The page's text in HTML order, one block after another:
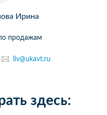
Ирина
продажам
liv@ukavt.ru
здесь: